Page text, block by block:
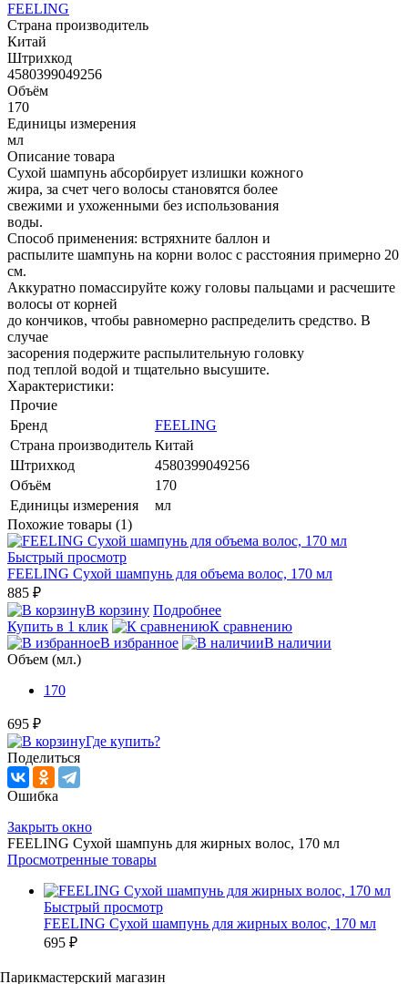
FEELING
Страна производитель
Китай
Штрихкод
4580399049256
Объём
170
Единицы измерения
мл
Описание товара
Сухой шампунь абсорбирует излишки кожного
жира, за счет чего волосы становятся более
свежими и ухоженными без использования
воды.
Способ применения: встряхните баллон и
распылите шампунь на корни волос с расстояния примерно 20
см.
Аккуратно помассируйте кожу головы пальцами и расчешите
волосы от корней
до кончиков, чтобы равномерно распределить средство. В
случае
засорения подержите распылительную головку
под теплой водой и тщательно высушите.
Характеристики:
Прочие
Бренд
FEELING
Страна производитель Китай
Штрихкод
4580399049256
Объём
170
Единицы измерения
мл
Похожие товары (1)
Быстрый просмотр
FEELING Сухой шампунь для объема волос, 170 мл
885 ₽
В корзину Подробнее
Купить в 1 клик
К сравнению
В избранное
В наличии
Объем (мл.)
170
695 ₽
Где купить?
Поделиться
Ошибка
Закрыть окно
FEELING Сухой шампунь для жирных волос, 170 мл
Просмотренные товары
Быстрый просмотр
FEELING Сухой шампунь для жирных волос, 170 мл
695 ₽